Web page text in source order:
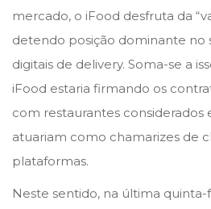
mercado, o iFood desfruta da
detendo posição dominante no
digitais de delivery. Soma-se a
iFood estaria firmando os
com restaurantes considerados
atuariam como chamarizes de
plataformas.
Neste sentido, na última quinta-